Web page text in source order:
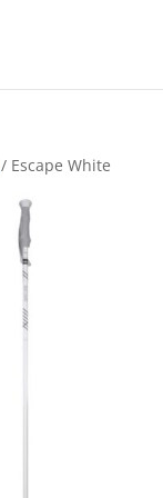
/ Escape White